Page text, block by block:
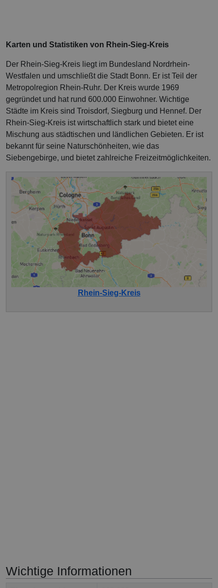
Karten und Statistiken von Rhein-Sieg-Kreis
Der Rhein-Sieg-Kreis liegt im Bundesland Nordrhein-
Westfalen und umschließt die Stadt Bonn. Er ist Teil der
Metropolregion Rhein-Ruhr. Der Kreis wurde 1969
gegründet und hat rund 600.000 Einwohner. Wichtige
Städte im Kreis sind Troisdorf, Siegburg und Hennef. Der
Rhein-Sieg-Kreis ist wirtschaftlich stark und bietet eine
Mischung aus städtischen und ländlichen Gebieten. Er ist
bekannt für seine Naturschönheiten, wie das
Siebengebirge, und bietet zahlreiche Freizeitmöglichkeiten.
Rhein-Sieg-Kreis
Wichtige Informationen